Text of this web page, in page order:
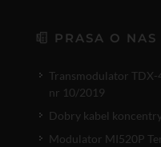
PRASA O NAS
Transmodulator TDX-
nr 10/2019
Dobry kabel
Modulator MI520P